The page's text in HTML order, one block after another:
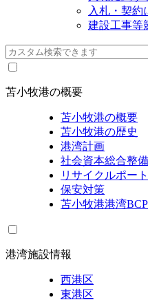
入札・契約
建設工事等
苫小牧港の概要
苫小牧港の概要
苫小牧港の歴史
港湾計画
社会資本総合整
リサイクルポート
保安対策
苫小牧港港湾BCP
港湾施設情報
西港区
東港区